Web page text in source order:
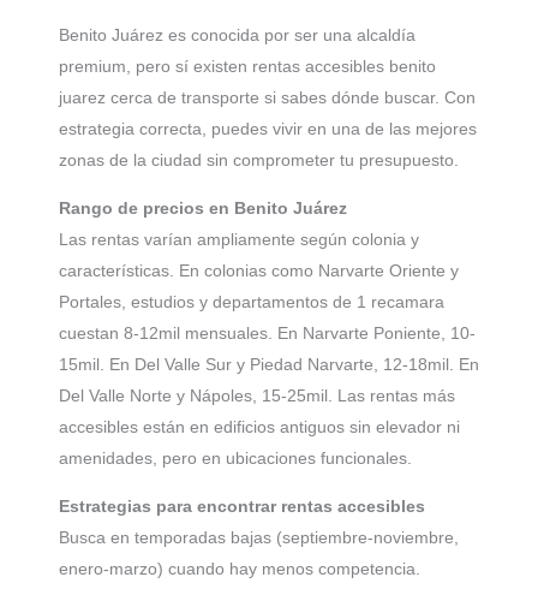
Benito Juárez es conocida por ser una alcaldía
premium, pero sí existen rentas accesibles benito
juarez cerca de transporte si sabes dónde buscar. Con
estrategia correcta, puedes vivir en una de las mejores
zonas de la ciudad sin comprometer tu presupuesto.
Rango de precios en Benito Juárez
Las rentas varían ampliamente según colonia y
características. En colonias como Narvarte Oriente y
Portales, estudios y departamentos de 1 recamara
cuestan 8-12mil mensuales. En Narvarte Poniente, 10-
15mil. En Del Valle Sur y Piedad Narvarte, 12-18mil. En
Del Valle Norte y Nápoles, 15-25mil. Las rentas más
accesibles están en edificios antiguos sin elevador ni
amenidades, pero en ubicaciones funcionales.
Estrategias para encontrar rentas accesibles
Busca en temporadas bajas (septiembre-noviembre,
enero-marzo) cuando hay menos competencia.